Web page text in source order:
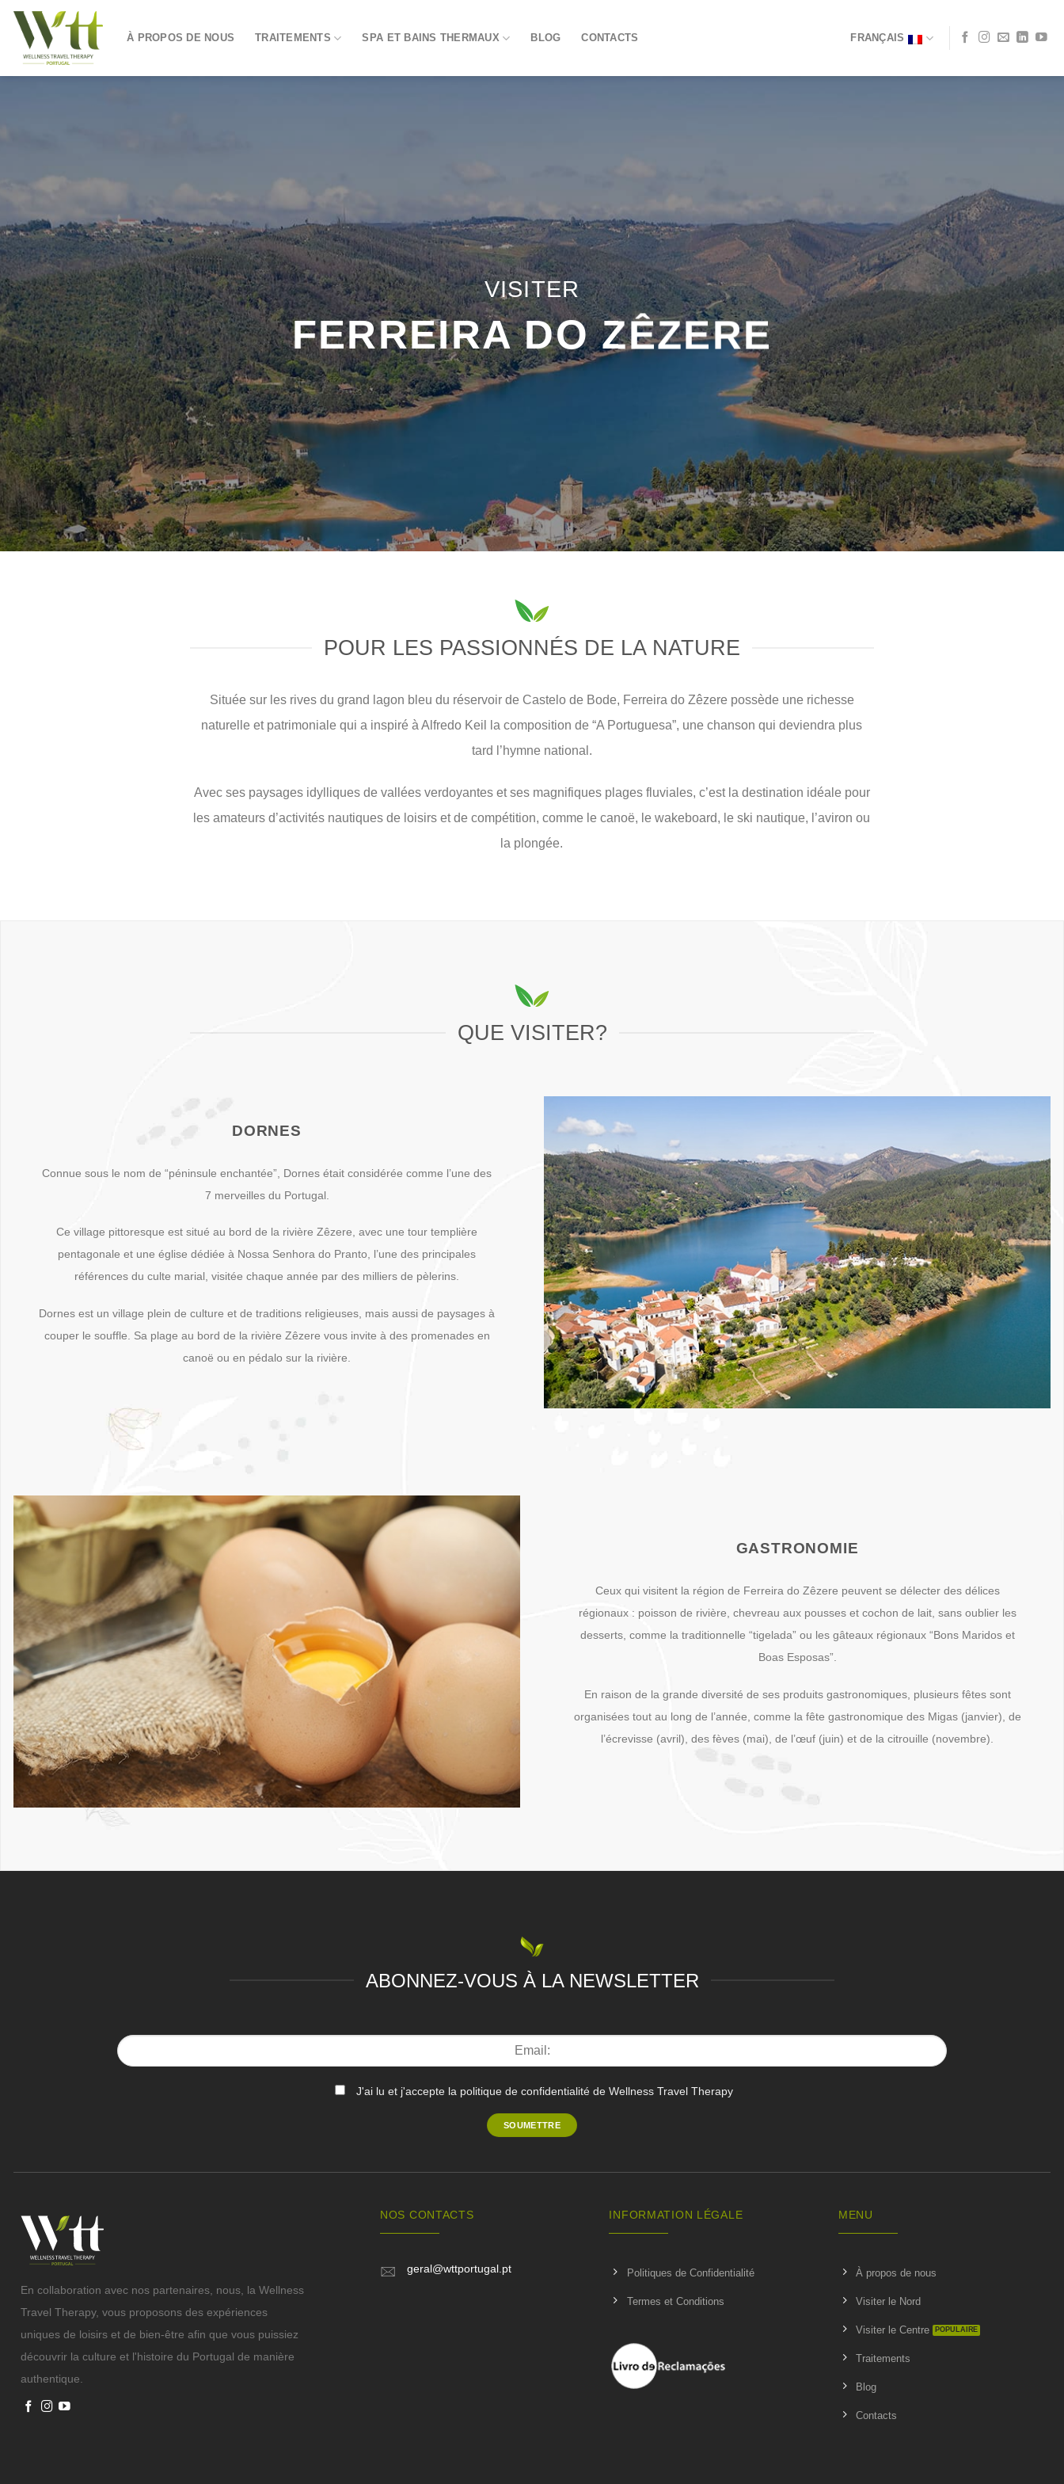
content
À PROPOS DE NOUS TRAITEMENTS SPA ET BAINS THERMAUX BLOG CONTACTS FRANÇAIS
VISITER
FERREIRA DO ZÊZERE
POUR LES PASSIONNÉS DE LA NATURE
Située sur les rives du grand lagon bleu du réservoir de Castelo de Bode, Ferreira do Zêzere possède une richesse
naturelle et patrimoniale qui a inspiré à Alfredo Keil la composition de “A Portuguesa”, une chanson qui deviendra plus
tard l’hymne national.
Avec ses paysages idylliques de vallées verdoyantes et ses magnifiques plages fluviales, c’est la destination idéale pour
les amateurs d’activités nautiques de loisirs et de compétition, comme le canoë, le wakeboard, le ski nautique, l’aviron ou
la plongée.
QUE VISITER?
DORNES
Connue sous le nom de “péninsule enchantée”, Dornes était considérée comme l’une des
7 merveilles du Portugal.
Ce village pittoresque est situé au bord de la rivière Zêzere, avec une tour templière
pentagonale et une église dédiée à Nossa Senhora do Pranto, l’une des principales
références du culte marial, visitée chaque année par des milliers de pèlerins.
Dornes est un village plein de culture et de traditions religieuses, mais aussi de paysages à
couper le souffle. Sa plage au bord de la rivière Zêzere vous invite à des promenades en
canoë ou en pédalo sur la rivière.
GASTRONOMIE
Ceux qui visitent la région de Ferreira do Zêzere peuvent se délecter des délices
régionaux : poisson de rivière, chevreau aux pousses et cochon de lait, sans oublier les
desserts, comme la traditionnelle “tigelada” ou les gâteaux régionaux “Bons Maridos et
Boas Esposas”.
En raison de la grande diversité de ses produits gastronomiques, plusieurs fêtes sont
organisées tout au long de l’année, comme la fête gastronomique des Migas (janvier), de
l’écrevisse (avril), des fèves (mai), de l’œuf (juin) et de la citrouille (novembre).
ABONNEZ-VOUS À LA NEWSLETTER
J'ai lu et j'accepte la politique de confidentialité de Wellness Travel Therapy
En collaboration avec nos partenaires, nous, la Wellness
Travel Therapy, vous proposons des expériences
uniques de loisirs et de bien-être afin que vous puissiez
découvrir la culture et l'histoire du Portugal de manière
authentique.
NOS CONTACTS
geral@wttportugal.pt
INFORMATION LÉGALE
Politiques de Confidentialité
Termes et Conditions
MENU
À propos de nous
Visiter le Nord
Visiter le Centre
Traitements
Blog
Contacts